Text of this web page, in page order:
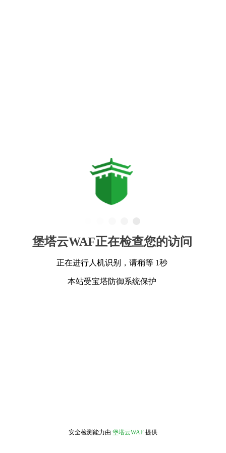
堡塔云WAF正在检查您的访问
正在进行人机识别，请稍等 1秒
本站受宝塔防御系统保护
安全检测能力由 堡塔云WAF 提供